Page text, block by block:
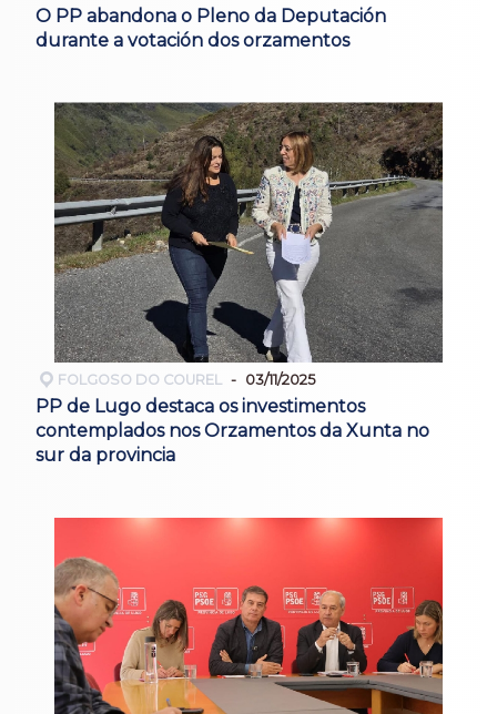
O PP abandona o Pleno da Deputación
durante a votación dos orzamentos
FOLGOSO DO COUREL 03/11/2025
PP de Lugo destaca os investimentos
contemplados nos Orzamentos da Xunta no
sur da provincia